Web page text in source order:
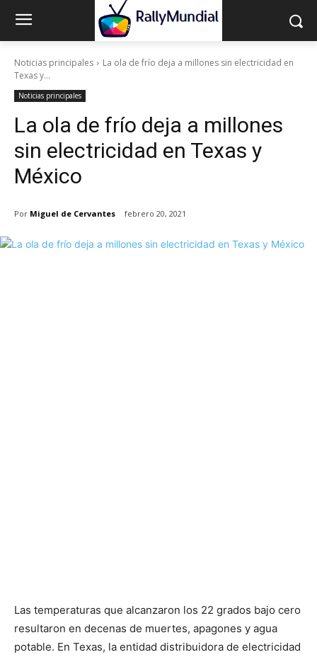
Noticias principales
La ola de frío deja a millones sin electricidad en
Texas y...
Noticias principales
La ola de frío deja a millones
sin electricidad en Texas y
México
Por Miguel de Cervantes febrero 20, 2021
Las temperaturas que alcanzaron los 22 grados bajo cero
resultaron en decenas de muertes, apagones y agua
potable. En Texas, la entidad distribuidora de electricidad